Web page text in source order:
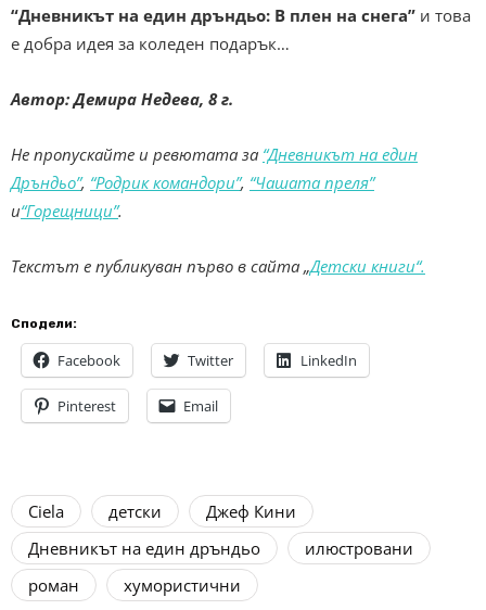
“Дневникът на един дръндьо: В плен на снега” и това
е добра идея за коледен подарък…
Автор: Демира Недева, 8 г.
Не пропускайте и ревютата за “Дневникът на един
Дръндьо”, “Родрик командори”, “Чашата преля”
и“Горещници”.
Текстът е публикуван първо в сайта „Детски книги“.
Сподели:
Facebook Twitter LinkedIn
Pinterest Email
Ciela детски
Джеф Кини
Дневникът на един дръндьо
илюстровани
роман
хумористични